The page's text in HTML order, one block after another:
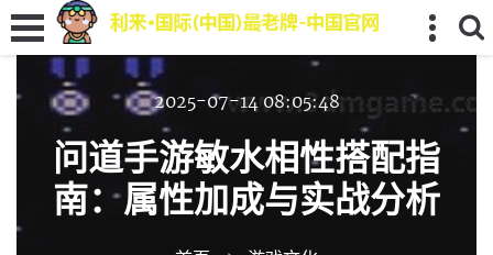
2025-07-14 08:05:48
问道手游敏水相性搭配指
南：属性加成与实战分析